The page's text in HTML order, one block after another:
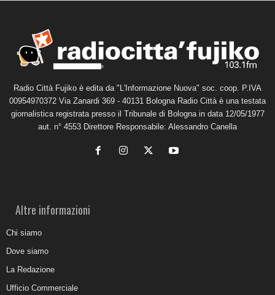
Radio Città Fujiko è edita da "L'Informazione Nuova" soc. coop. P.IVA
00954970372 Via Zanardi 369 - 40131 Bologna Radio Città è una testata
giornalistica registrata presso il Tribunale di Bologna in data 12/05/1977
aut. n° 4553 Direttore Responsabile: Alessandro Canella
Altre informazioni
Chi siamo
Dove siamo
La Redazione
Ufficio Commerciale